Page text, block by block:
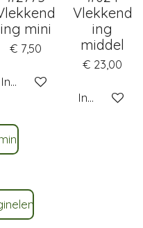
ing mini
€ 7,50
In winkelwagen
Vlekkend
ing
middel
€ 23,00
In